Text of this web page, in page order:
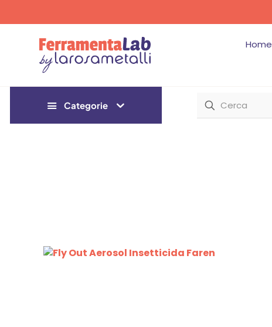
Home
Categorie